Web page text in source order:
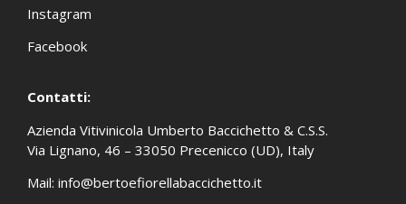
Instagram
Facebook
Contatti:
Azienda Vitivinicola Umberto Baccichetto & C.S.S.
Via Lignano, 46 – 33050 Precenicco (UD), Italy
Mail: info@bertoefiorellabaccichetto.it